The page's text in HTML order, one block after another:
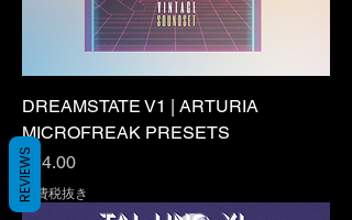
DREAMSTATE V1 | ARTURIA
MICROFREAK PRESETS
価格
$24.00
消費税抜き
REVIEWS